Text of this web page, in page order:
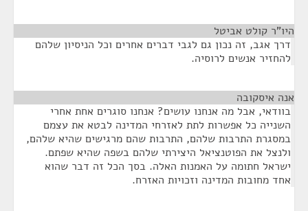
היו"ר קולט אביטל
דרך אגב, זה נכון גם לגבי דברים אחרים וכל הניסיון שלהם
להחזיר אנשים לרוסיה.
אנה איסקובה
בוודאי, אבל מה אנחנו עושים? אנחנו סוגרים אחת אחרי
השנייה כל אפשרות לתת לאזרחי המדינה לבטא את עצמם
במסגרת התרבות שלהם, התרבות שהם מרגישים שהיא שלהם,
ולנצל את הפוטנציאל היצירתי שלהם בשפה שהיא שפתם.
ישראל חתומה על האמנות האלה. בסך הכל זה דבר שהוא
אחד מחובות המדינה וזכויות האזרח.